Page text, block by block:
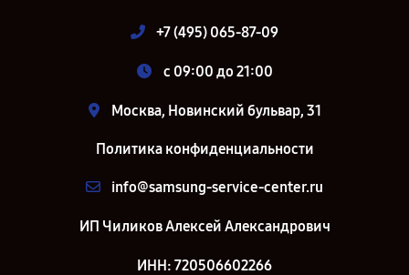
+7 (495) 065-87-09
c 09:00 до 21:00
Москва, Новинский бульвар, 31
Политика конфиденциальности
info@samsung-service-center.ru
ИП Чиликов Алексей Александрович
ИНН: 720506602266